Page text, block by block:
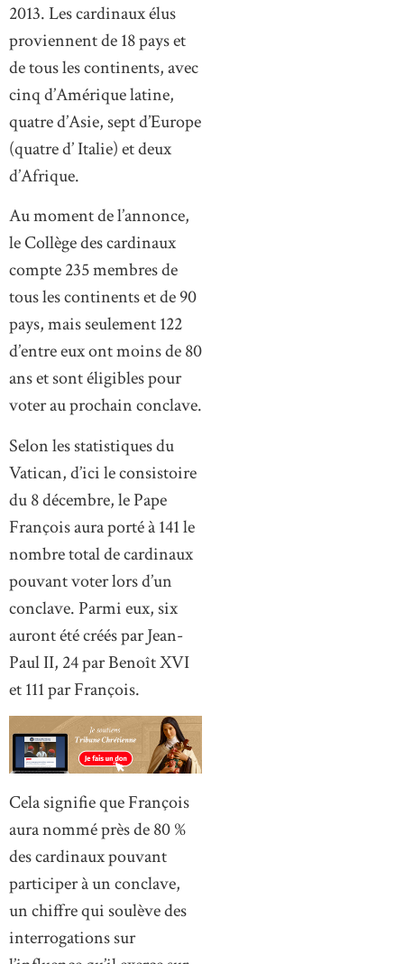
2013. Les cardinaux élus
proviennent de 18 pays et
de tous les continents, avec
cinq d’Amérique latine,
quatre d’Asie, sept d’Europe
(quatre d’ Italie) et deux
d’Afrique.
Au moment de l’annonce,
le Collège des cardinaux
compte 235 membres de
tous les continents et de 90
pays, mais seulement 122
d’entre eux ont moins de 80
ans et sont éligibles pour
voter au prochain conclave.
Selon les statistiques du
Vatican, d’ici le consistoire
du 8 décembre, le Pape
François aura porté à 141 le
nombre total de cardinaux
pouvant voter lors d’un
conclave. Parmi eux, six
auront été créés par Jean-
Paul II, 24 par Benoît XVI
et 111 par François.
Cela signifie que François
aura nommé près de 80 %
des cardinaux pouvant
participer à un conclave,
un chiffre qui soulève des
interrogations sur